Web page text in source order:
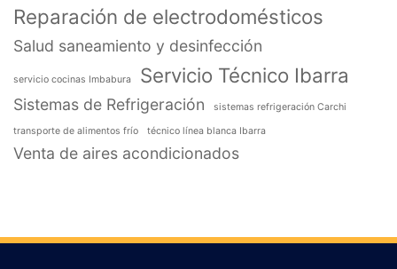
Reparación de electrodomésticos
Salud saneamiento y desinfección
servicio cocinas Imbabura Servicio Técnico Ibarra
Sistemas de Refrigeración sistemas refrigeración Carchi
transporte de alimentos frío técnico línea blanca Ibarra
Venta de aires acondicionados